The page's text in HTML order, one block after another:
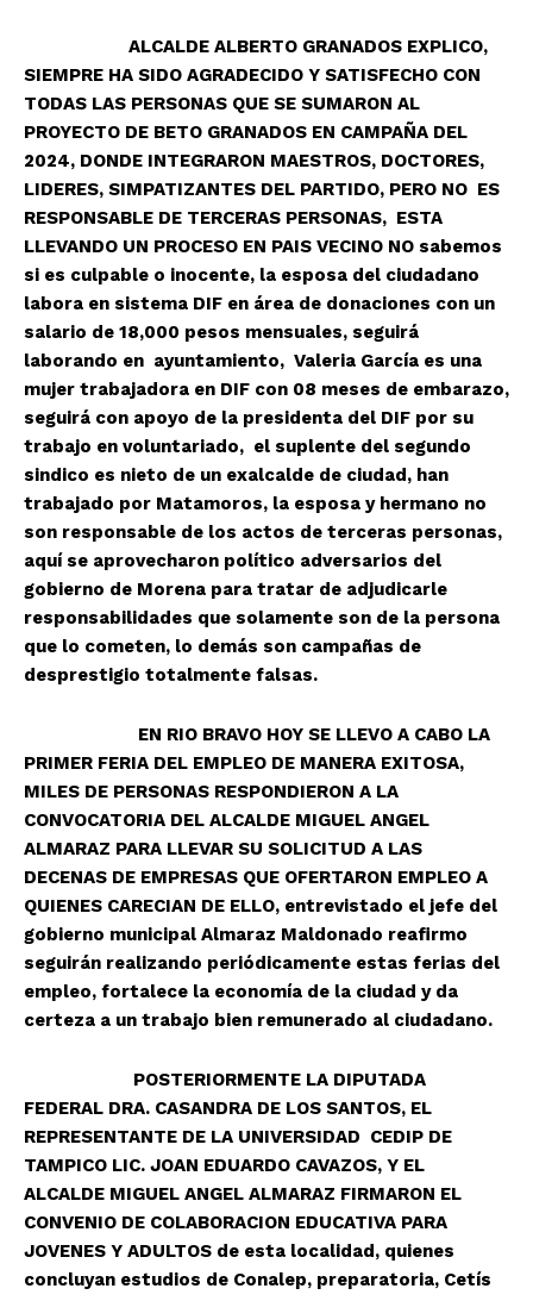
ALCALDE ALBERTO GRANADOS EXPLICO,
SIEMPRE HA SIDO AGRADECIDO Y SATISFECHO CON
TODAS LAS PERSONAS QUE SE SUMARON AL
PROYECTO DE BETO GRANADOS EN CAMPAÑA DEL
2024, DONDE INTEGRARON MAESTROS, DOCTORES,
LIDERES, SIMPATIZANTES DEL PARTIDO, PERO NO ES
RESPONSABLE DE TERCERAS PERSONAS, ESTA
LLEVANDO UN PROCESO EN PAIS VECINO NO sabemos
si es culpable o inocente, la esposa del ciudadano
labora en sistema DIF en área de donaciones con un
salario de 18,000 pesos mensuales, seguirá
laborando en ayuntamiento, Valeria García es una
mujer trabajadora en DIF con 08 meses de embarazo,
seguirá con apoyo de la presidenta del DIF por su
trabajo en voluntariado, el suplente del segundo
sindico es nieto de un exalcalde de ciudad, han
trabajado por Matamoros, la esposa y hermano no
son responsable de los actos de terceras personas,
aquí se aprovecharon político adversarios del
gobierno de Morena para tratar de adjudicarle
responsabilidades que solamente son de la persona
que lo cometen, lo demás son campañas de
desprestigio totalmente falsas.
EN RIO BRAVO HOY SE LLEVO A CABO LA
PRIMER FERIA DEL EMPLEO DE MANERA EXITOSA,
MILES DE PERSONAS RESPONDIERON A LA
CONVOCATORIA DEL ALCALDE MIGUEL ANGEL
ALMARAZ PARA LLEVAR SU SOLICITUD A LAS
DECENAS DE EMPRESAS QUE OFERTARON EMPLEO A
QUIENES CARECIAN DE ELLO, entrevistado el jefe del
gobierno municipal Almaraz Maldonado reafirmo
seguirán realizando periódicamente estas ferias del
empleo, fortalece la economía de la ciudad y da
certeza a un trabajo bien remunerado al ciudadano.
POSTERIORMENTE LA DIPUTADA
FEDERAL DRA. CASANDRA DE LOS SANTOS, EL
REPRESENTANTE DE LA UNIVERSIDAD CEDIP DE
TAMPICO LIC. JOAN EDUARDO CAVAZOS, Y EL
ALCALDE MIGUEL ANGEL ALMARAZ FIRMARON EL
CONVENIO DE COLABORACION EDUCATIVA PARA
JOVENES Y ADULTOS de esta localidad, quienes
concluyan estudios de Conalep, preparatoria, Cetís